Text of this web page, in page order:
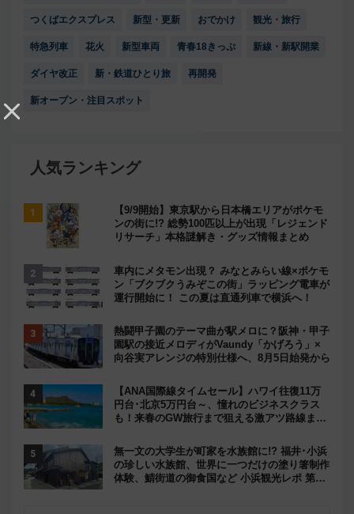
つくばエクスプレス 新型・更新 おでかけ 観光・旅行
特急列車 花火 新型車両 青春18きっぷ 新線・新駅開業
ダイヤ改正 新・鉄道ひとり旅 再開発
新オープン・注目スポット
人気ランキング
【9/9開始】東京駅から日本橋エリアがポケモ
ンの街に!? 総勢100匹以上が出現「レジェンド
リサーチ」本格謎解き・グッズ情報まとめ
車内にメタモン出現？ みなとみらい線×ポケモ
ン「ブクブクうみぞこの街」ラッピング電車が
運行開始に！ この夏は直通列車で横浜へ！
熱闘甲子園のテーマ曲が駅メロに？阪神・甲子
園駅の接近メロディがVaundy「かげろう」×
向谷実アレンジの特別仕様へ、8月5日始発から
【ANA国際線タイムセール】ハワイ往復11万
円台･北京5万円台～、憧れのビジネスクラス
も！来春のGW旅行まで狙える激アツ路線まと
無一文の大学生が町家を水族館に!? 福井･小浜
の珍しい水族館、世界に一つだけの塗り箸制作
体験、鯖街道の御食国など 小浜観光レポ 第2